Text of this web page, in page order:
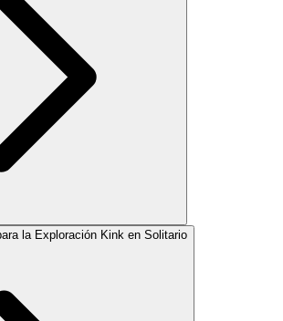
la Exploración Kink en Solitario